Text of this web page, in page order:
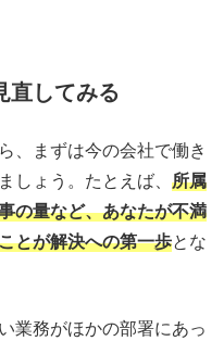
直してみる
、まずは今の会社で働き
しょう。たとえば、 所属
の量など、あなたが不満
とが解決への第一歩とな
業務がほかの部署にあっ